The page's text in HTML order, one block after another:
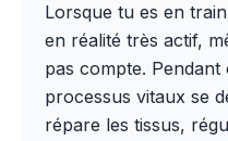
Lorsque tu es en
en réalité très actif,
pas compte.
processus vitaux se
répare les tissus,